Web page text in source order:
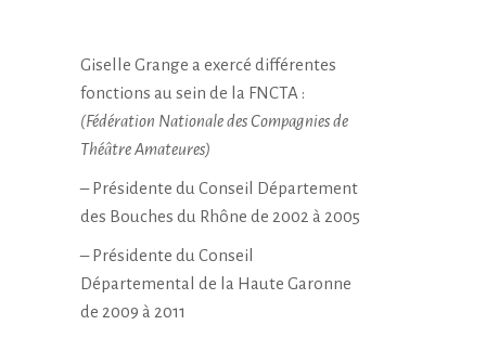
Giselle Grange a exercé différentes
fonctions au sein de la FNCTA :
(Fédération Nationale des Compagnies de
Théâtre Amateures)
– Présidente du Conseil Département
des Bouches du Rhône de 2002 à 2005
– Présidente du Conseil
Départemental de la Haute Garonne
de 2009 à 2011